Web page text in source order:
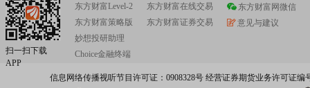
扫一扫下载
APP
东方财富Level-2
东方财富策略版
妙想投研助理
Choice金融终端
东方财富在线交易
东方财富证券交易
东方财富网微信
意见与建议
信息网络传播视听节目许可证：0908328号 经营证券期货业务许可证编